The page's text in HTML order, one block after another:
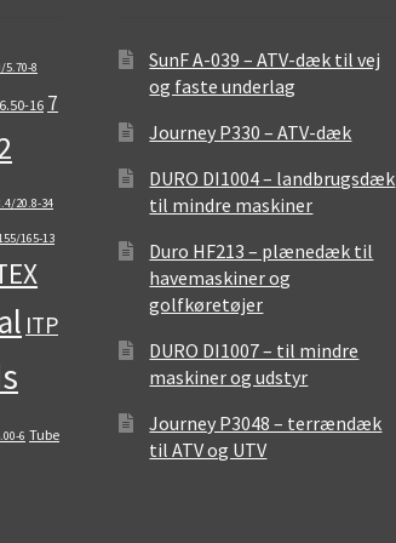
5.70-8
6.50-16 7
20.8-34
165-13
ITP
6 Tube
SunF A-039 – ATV-dæk til vej
og faste underlag
Journey P330 – ATV-dæk
DURO DI1004 – landbrugsdæk
til mindre maskiner
Duro HF213 – plænedæk til
havemaskiner og
golfkøretøjer
DURO DI1007 – til mindre
maskiner og udstyr
Journey P3048 – terrændæk
til ATV og UTV